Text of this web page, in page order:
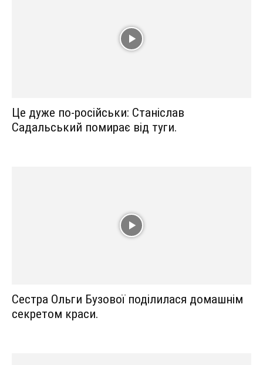
Це дуже по-російськи: Станіслав
Садальський помирає від туги.
Сестра Ольги Бузової поділилася домашнім
секретом краси.